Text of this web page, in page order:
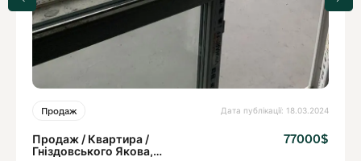
Продаж Дата публікації: 18.03.2024
Продаж / Квартира /
Гніздовського Якова,
77000$